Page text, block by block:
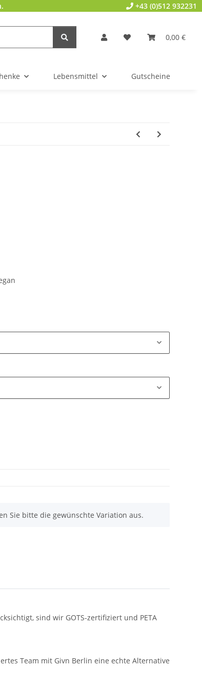
+43 (0)512 932231
0,00 €
Lebensmittel Gutscheine
Sie bitte die gewünschte Variation aus.
sind wir GOTS-zertifiziert und PETA
Team mit Givn Berlin eine echte Alternative